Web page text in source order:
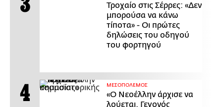
Τροχαίο στις Σέρρες: «Δεν
μπορούσα να κάνω
τίποτα» - Οι πρώτες
δηλώσεις του οδηγού
του φορτηγού
ΜΕΣΟΠΟΛΕΜΟΣ
«Ο Νεοέλλην άρχισε να
λούεται. Γεγονός